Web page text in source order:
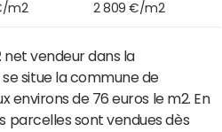
m2 2 809 €/m2
net vendeur dans la
situe la commune de
environs de 76 euros le m2. En
parcelles sont vendues dès